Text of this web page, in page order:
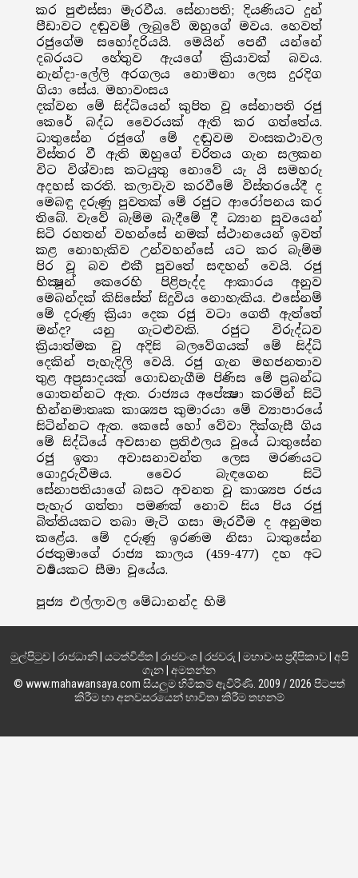
කර පුළුස්සා මැරවීය. සේනාපති; දියණියට දුන්
පීඩාවට දඬුවම් ලැබුවේ ඔහුගේ මවය. හෙවත්
රජුගේම සහෝදරියයි. මෙයින් පෙනී යන්නේ
දබරයට හේතුව ඇයගේ ක්‍රියාවක් බවය.
නැන්දා-ලේලි අරගලය නොමනා ලෙස දුරදිග
ගියා සේය. මහාවංසය
දක්වන මේ සිද්ධියෙන් කුපිත වූ සේනාපති රජු
කෙරේ බද්ධ වෛරයක් ඇති කර ගත්තේය.
ධාතුසේන රජුගේ මේ දඬුවම වංසකථාවල
විස්තර වී ඇති ඔහුගේ චරිතය ගැන සලකන
විට විශ්වාස කටයුතු නොවේ යැ යි සමහරු
අදහස් කරති. කලාවැව කරවීමේ විස්තරයේදී ද
මෙබඳු දරුණු පුවතක් මේ රජුට ආරෝපනය කර
තිබේ. වැවේ බැම්ම බැදීමේ දී ධ්‍යාන සුවයෙන්
සිටි රහතන් වහන්සේ නමක් ස්ථානයෙන් ඉවත්
කළ නොහැකිව උන්වහන්සේ යට කර බැම්ම
පිර වූ බව එකී පුවතේ සඳහන් වෙයි. රජු
භික්‍ෂූන් කෙරෙහි පිළිපැද්ද ආකාරය අනුව
මෙබන්දක් කිසිසේත් සිදුවිය නොහැකිය. එසේනම්
මේ දරුණු ක්‍රියා දෙක රජු වටා ගෙතී ඇත්තේ
මන්ද? යනු ගැටළුවකි. රජුට විරුද්ධව
ක්‍රියාත්මක වූ අදිසි බලවේගයක් මේ සිද්ධි
දෙකින් පැහැදිලි වෙයි. රජු ගැන මහජනතාව
තුළ අප්‍රසාදයක් ගොඩනැගීම පිණිස මේ ප්‍රබන්ධ
ගොතන්නට ඇත. රාජ්‍යය අපේක්‍ෂා කරමින් සිටි
භින්නමාතෘක කාශ්‍යප කුමාරයා මේ ව්‍යාපාරයේ
සිටින්නට ඇත. කෙසේ හෝ වේවා දික්ගැසී ගිය
මේ සිද්ධියේ අවසාන ප්‍රතිඵලය වූයේ ධාතුසේන
රජු ඉතා අවාසනාවන්ත ලෙස මරණයට
ගොදුරුවීමය. වෛර බැඳගෙන සිටි
සේනාපතියාගේ බසට අවනත වූ කාශ්‍යප රජය
පැහැර ගත්තා පමණක් නොව සිය පිය රජු
බිත්තියකට තබා මැටි ගසා මැරවීම ද අනුමත
කළේය. මේ දරුණු ඉරණම නිසා ධාතුසේන
රජතුමාගේ රාජ්‍ය කාලය (459-477) දහ අට
වර්‍ෂයකට සීමා වූයේය.
පූජ්‍ය එල්ලාවල මේධානන්ද හිමි
මුල්පිටුව| රාජධානි| යටත්විජිත| රාජවංශ| රජවරු මහාවංස ප්‍රදීපිකාව| අපි
ගැන අමතන්න
© www.mahawansaya.com සියලුම හිමිකම් ඇවිරිණි. 2009 / 2026 පිටපත්
කිරීම හා අනවසරයෙන් භාවිතා කිරීම තහනම්